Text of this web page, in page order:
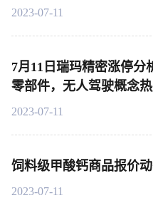
2023-07-11
7月11日瑞玛精密涨停分
零部件，无人驾驶概念
2023-07-11
饲料级甲酸钙商品报价动
2023-07-11